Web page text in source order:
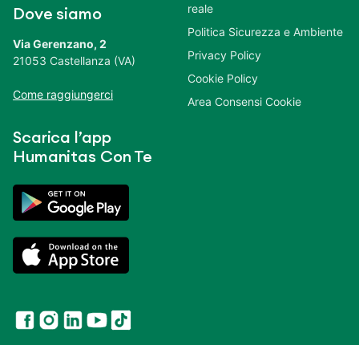
Dove siamo
Via Gerenzano, 2
21053 Castellanza (VA)
Come raggiungerci
Scarica l’app
Humanitas Con Te
reale
Politica Sicurezza e Ambiente
Privacy Policy
Cookie Policy
Area Consensi Cookie